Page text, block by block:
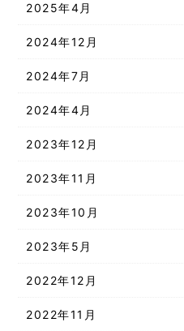
2025年4月
2024年12月
2024年7月
2024年4月
2023年12月
2023年11月
2023年10月
2023年5月
2022年12月
2022年11月